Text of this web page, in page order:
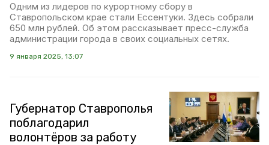
Одним из лидеров по курортному сбору в
Ставропольском крае стали Ессентуки. Здесь собрали
650 млн рублей. Об этом рассказывает пресс-служба
администрации города в своих социальных сетях.
9 января 2025, 13:07
Губернатор Ставрополья
поблагодарил
волонтёров за работу